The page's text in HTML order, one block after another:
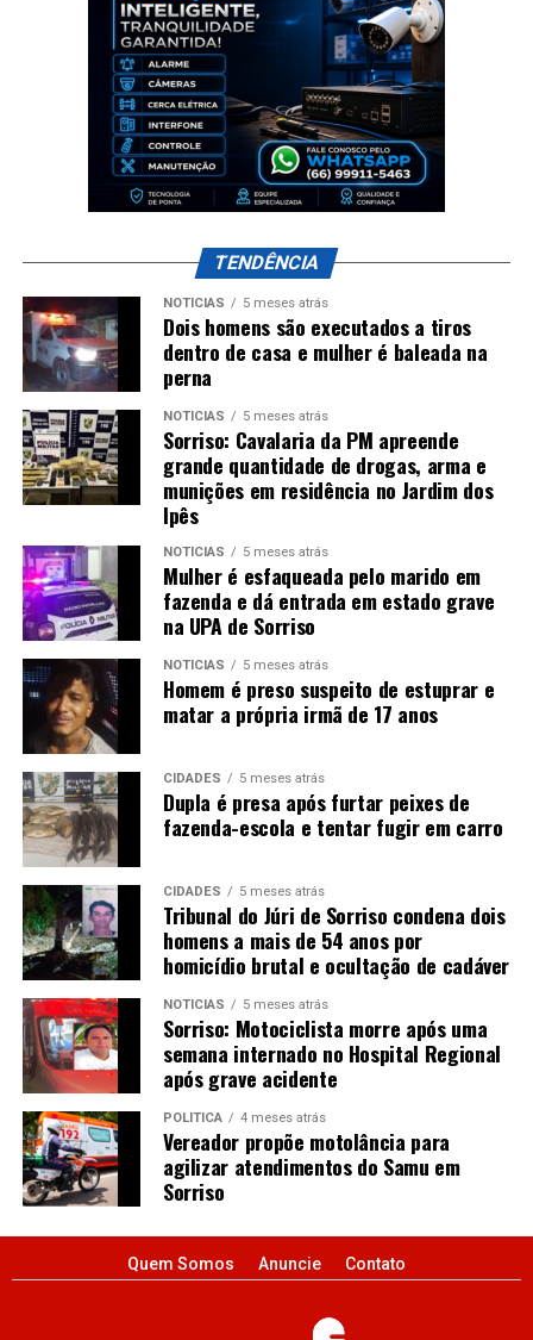
TENDÊNCIA
NOTÍCIAS 5 meses atrás
Dois homens são executados a tiros
dentro de casa e mulher é baleada na
perna
NOTÍCIAS 5 meses atrás
Sorriso: Cavalaria da PM apreende
grande quantidade de drogas, arma e
munições em residência no Jardim dos
Ipês
NOTÍCIAS 5 meses atrás
Mulher é esfaqueada pelo marido em
fazenda e dá entrada em estado grave
na UPA de Sorriso
NOTÍCIAS 5 meses atrás
Homem é preso suspeito de estuprar e
matar a própria irmã de 17 anos
CIDADES 5 meses atrás
Dupla é presa após furtar peixes de
fazenda-escola e tentar fugir em carro
CIDADES 5 meses atrás
Tribunal do Júri de Sorriso condena dois
homens a mais de 54 anos por
homicídio brutal e ocultação de cadáver
NOTÍCIAS 5 meses atrás
Sorriso: Motociclista morre após uma
semana internado no Hospital Regional
após grave acidente
POLÍTICA 4 meses atrás
Vereador propõe motolância para
agilizar atendimentos do Samu em
Sorriso
Quem Somos Anuncie Contato